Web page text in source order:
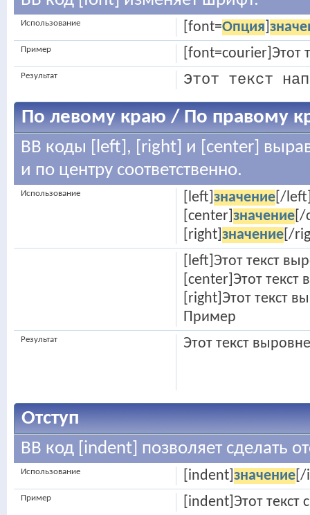
[font=Опция
Использование
[font=courier]Этот
Пример
Этот текст
Результат
По левому краю / По правому
BB коды [left], [right] и [center]
и по центру соответственно.
[left] значение[/
[center] значение[/
[right] значение[/
Использование
[left]Этот текст
[center]Этот
[right]Этот текст
Пример
Этот текст
Результат
Отступ
BB код [indent] позволяет сделать
[indent] значение[/
Использование
[indent]Этот
Пример